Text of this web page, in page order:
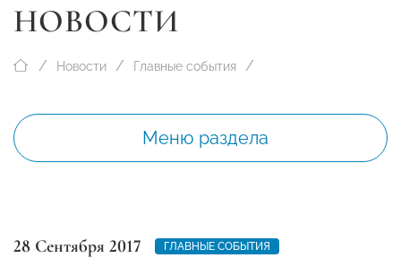
НОВОСТИ
Новости Главные события
Меню раздела
28 Сентября 2017 ГЛАВНЫЕ СОБЫТИЯ